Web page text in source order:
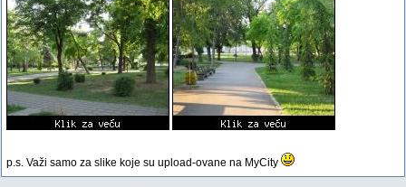
p.s. Važi samo za slike koje su upload-ovane na MyCity